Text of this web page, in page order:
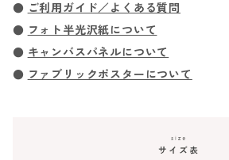
● ご利用ガイド／よくある質問
● フォト半光沢紙について
● キャンバスパネルについて
● ファブリックポスターについて